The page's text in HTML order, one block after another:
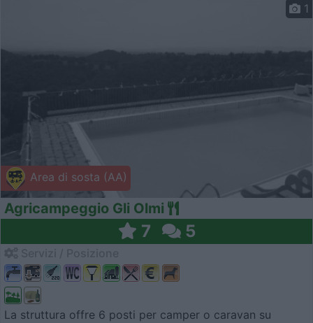
Area di sosta (AA)
1
Agricampeggio Gli Olmi
7 5
La struttura offre 6 posti per camper o caravan su